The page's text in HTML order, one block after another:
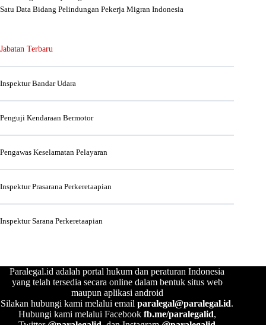
Satu Data Bidang Pelindungan Pekerja Migran Indonesia
Jabatan Terbaru
Inspektur Bandar Udara
Penguji Kendaraan Bermotor
Pengawas Keselamatan Pelayaran
Inspektur Prasarana Perkeretaapian
Inspektur Sarana Perkeretaapian
Paralegal.id adalah portal hukum dan peraturan Indonesia
yang telah tersedia secara online dalam bentuk situs web
maupun aplikasi android
Silakan hubungi kami melalui emailparalegal@paralegal.id.
Hubungi kami melalui Facebook fb.me/paralegalid,